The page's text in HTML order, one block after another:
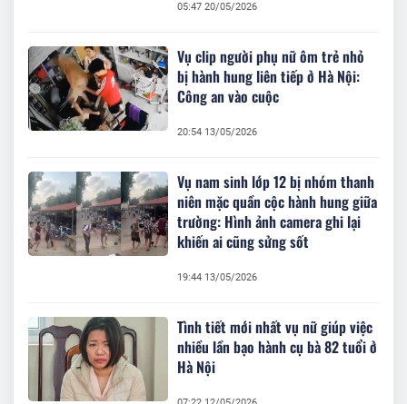
05:47 20/05/2026
Vụ clip người phụ nữ ôm trẻ nhỏ
bị hành hung liên tiếp ở Hà Nội:
Công an vào cuộc
20:54 13/05/2026
Vụ nam sinh lớp 12 bị nhóm thanh
niên mặc quần cộc hành hung giữa
trường: Hình ảnh camera ghi lại
khiến ai cũng sửng sốt
19:44 13/05/2026
Tình tiết mới nhất vụ nữ giúp việc
nhiều lần bạo hành cụ bà 82 tuổi ở
Hà Nội